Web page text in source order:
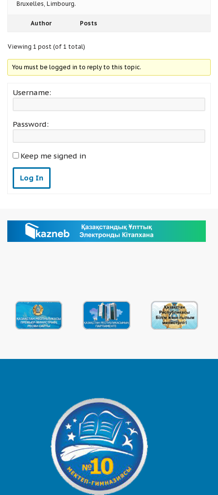
Bruxelles, Limbourg.
Author Posts
Viewing 1 post (of 1 total)
You must be logged in to reply to this topic.
Username:
Password:
Keep me signed in
Log In